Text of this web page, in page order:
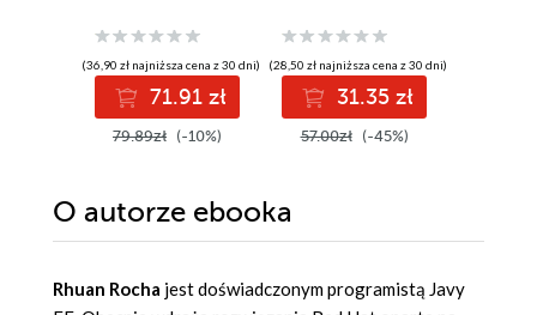
(36,90 zł najniższa cena z 30 dni)
71.91 zł
79.89zł (-10%)
(28,50 zł najniższa cena z 30 dni)
31.35 zł
57.00zł (-45%)
O autorze ebooka
Rhuan Rocha jest doświadczonym programistą Javy